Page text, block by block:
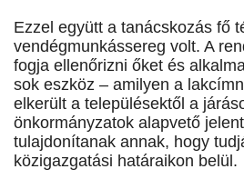
Ezzel együtt a tanácskozás fő
vendégmunkássereg volt. A
fogja ellenőrizni őket és
sok eszköz – amilyen a
elkerült a településektől a
önkormányzatok alapvető
tulajdonítanak annak, hogy
közigazgatási határaikon belül.